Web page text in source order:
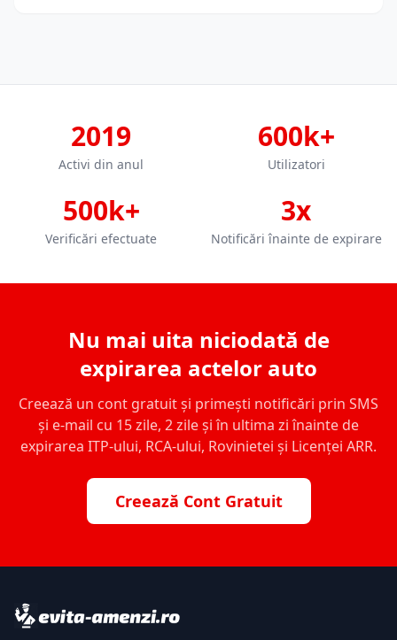
2019
Activi din anul
600k+
Utilizatori
500k+
Verificări efectuate
3x
Notificări înainte de expirare
Nu mai uita niciodată de
expirarea actelor auto
Creează un cont gratuit și primești notificări prin SMS
și e-mail cu 15 zile, 2 zile și în ultima zi înainte de
expirarea ITP-ului, RCA-ului, Rovinietei și Licenței ARR.
Creează Cont Gratuit